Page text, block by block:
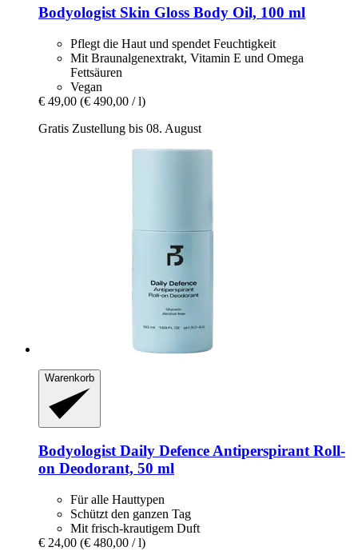
BodyologistSkin Gloss Body Oil, 100 ml
Pflegt die Haut und spendet Feuchtigkeit
Mit Braunalgenextrakt, Vitamin E und Omega
Fettsäuren
Vegan
€ 49,00 (€ 490,00 / l)
Gratis Zustellung bis 08. August
Warenkorb
BodyologistDaily Defence Antiperspirant Roll-​
on Deodorant, 50 ml
Für alle Hauttypen
Schützt den ganzen Tag
Mit frisch-krautigem Duft
€ 24,00 (€ 480,00 / l)